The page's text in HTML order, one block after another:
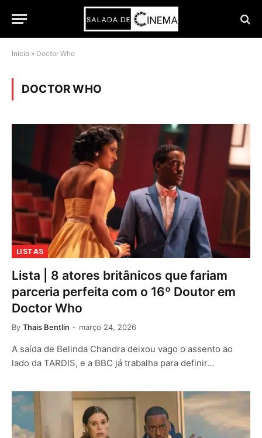
Início » Doctor Who
DOCTOR WHO
LISTAS
Lista | 8 atores britânicos que fariam
parceria perfeita com o 16º Doutor em
Doctor Who
By Thais Bentlin março 24, 2026
A saída de Belinda Chandra deixou vago o assento ao
lado da TARDIS, e a BBC já trabalha para definir…